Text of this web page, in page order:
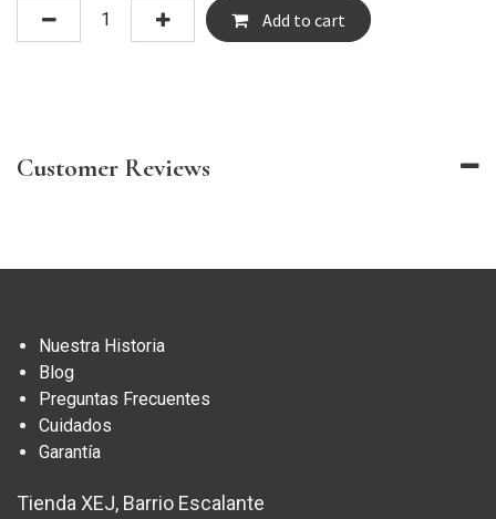
Add to cart
Customer Reviews
Nuestra Historia
Blog
Preguntas Frecuentes
Cuidados
Garantía
Tienda XEJ, Barrio Escalante